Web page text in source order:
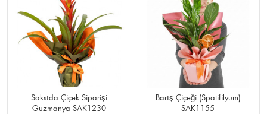
Saksıda Çiçek Siparişi
Guzmanya SAK1230
Barış Çiçeği (Spatifilyum)
SAK1155